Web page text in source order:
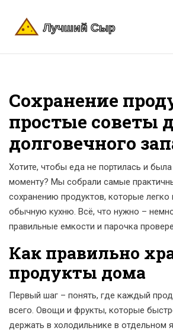
Сохранение
простые советы
долговечного
Хотите, чтобы еда не портилась и
моменту? Мы собрали самые
сохранению продуктов, которые легко
обычную кухню. Всё, что нужно –
правильные емкости и парочка
Как правильно
продукты дома
Первый шаг – понять, где каждый
всего. Овощи и фрукты, которые
держать в холодильнике в отдельном